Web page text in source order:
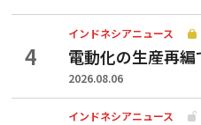
インドネシアニュース
電動化の生産再
2026.08.06
インドネシアニュース